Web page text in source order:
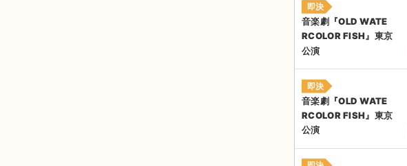
即決
音楽劇『OLD WATE
RCOLOR FISH』東京
公演
即決
音楽劇『OLD WATE
RCOLOR FISH』東京
公演